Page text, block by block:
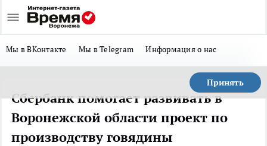
Мы в ВКонтакте Мы в Telegram Информация о нас
Принять
Сбербанк помогает развивать в
Воронежской области проект по
производству говядины